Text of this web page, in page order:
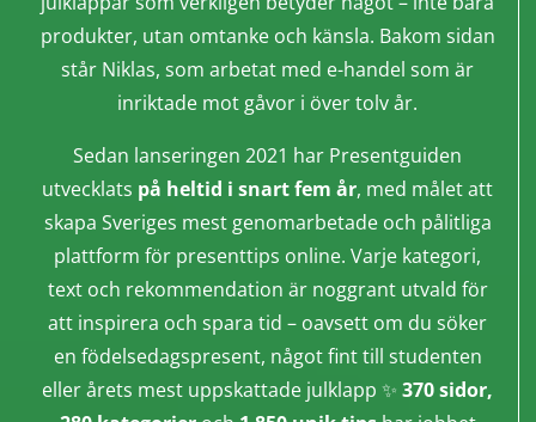
produkter, utan omtanke och känsla. Bakom sidan
står Niklas, som arbetat med e-handel som är
inriktade mot gåvor i över tolv år.
Sedan lanseringen 2021 har Presentguiden
utvecklats på heltid i snart fem år, med målet att
skapa Sveriges mest genomarbetade och pålitliga
plattform för presenttips online. Varje kategori,
text och rekommendation är noggrant utvald för
att inspirera och spara tid – oavsett om du söker
en födelsedagspresent, något fint till studenten
eller årets mest uppskattade julklapp ✨ 370 sidor,